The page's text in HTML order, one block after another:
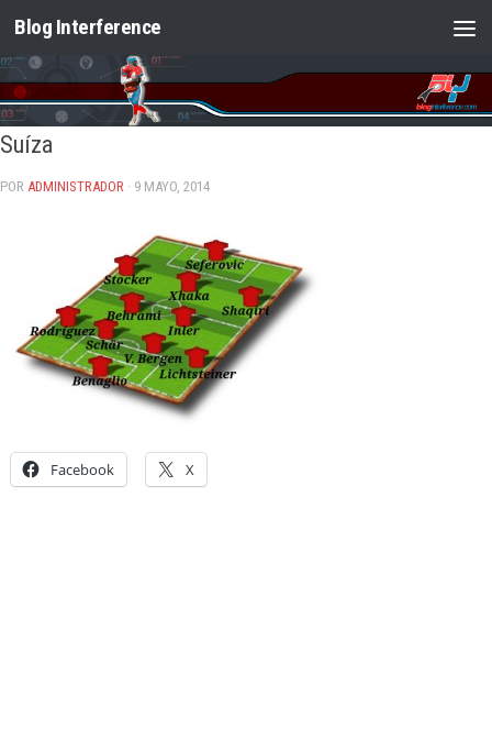
Saltar al contenido
Blog Interference
Suíza
POR ADMINISTRADOR · 9 MAYO, 2014
Facebook X